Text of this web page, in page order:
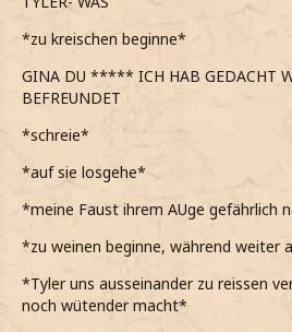
*zu kreischen beginne*
GINA DU ***** ICH HAB GEDACHT
BEFREUNDET
*schreie*
*auf sie losgehe*
*meine Faust ihrem AUge gefährlich
*zu weinen beginne, während weiter
*Tyler uns ausseinander zu reissen
noch wütender macht*